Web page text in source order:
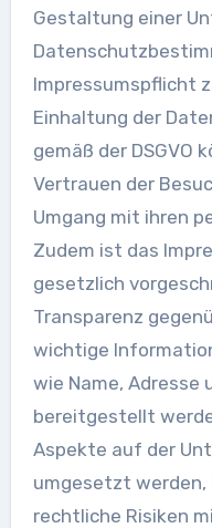
Gestaltung einer
Impressumspflicht
Einhaltung der
gemäß der DSGVO
Vertrauen der
Umgang mit ihren
Zudem ist das
gesetzlich
Transparenz
wichtige
wie Name,
bereitgestellt
Aspekte auf der
umgesetzt werden,
rechtliche Risiken